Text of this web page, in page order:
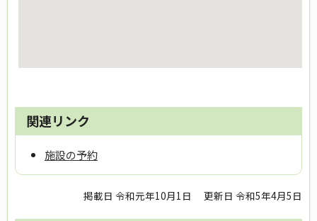
関連リンク
施設の予約
掲載日 令和元年10月1日 更新日 令和5年4月5日